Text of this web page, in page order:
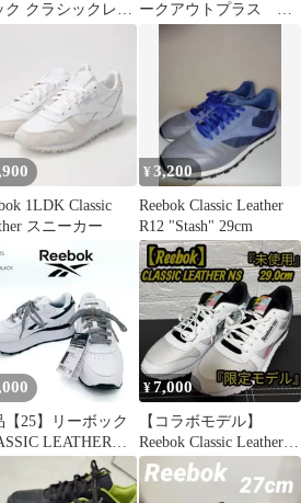
ク クラシックレザ
エクストラ23cm
ークアウトプラス ス
ニーカー
1LDK Classic
スニーカー
¥3,200
Reebok Classic Leather
R12 "Stash" 29cm
【25】リーボック
LEATHER
LIFT
¥7,000
【コラボモデル】
Reebok Classic Leather
スニーカー 29